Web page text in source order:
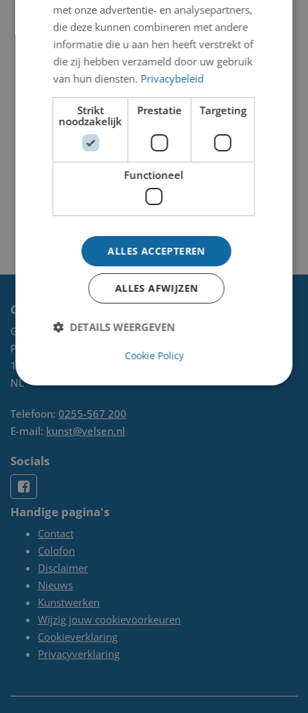
Contact
Gemeente Velsen
Postbus 465
1970 AL
NL
Telefoon: 0255-567 200
E-mail: kunst@velsen.nl
Socials
Handige pagina's
Contact
Colofon
Disclaimer
Nieuws
Kunstwerken
Wijzig jouw cookievoorkeuren
Cookieverklaring
Privacyverklaring
met onze advertentie- en analysepartners,
die deze kunnen combineren met andere
informatie die u aan hen heeft verstrekt of
die zij hebben verzameld door uw gebruik
van hun diensten. Privacybeleid
Strikt
noodzakelijk
Prestatie Targeting
Functioneel
ALLES ACCEPTEREN
ALLES AFWIJZEN
DETAILS WEERGEVEN
Cookie Policy